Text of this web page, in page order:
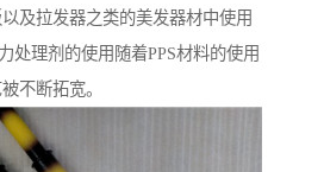
及拉发器之类的美发器材中使用
处理剂的使用随着PPS材料的使用
不断拓宽。